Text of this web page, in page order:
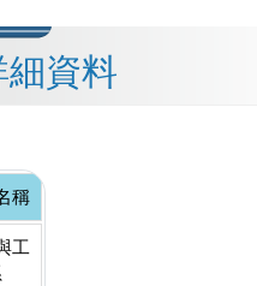
資料
稱
工